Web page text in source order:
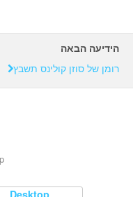
הידיעה הבאה
רומן של סוזן קולינס תשבץ
Desktop